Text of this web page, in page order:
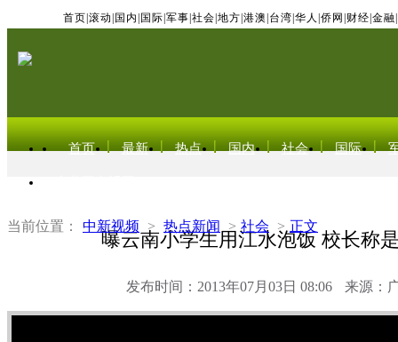
首页 滚动 国内 国际 军事 社会 地方 港澳 台湾 华人 侨网 财经 金融
首页 最新 热点 国内 社会 国际
当前位置： 中新视频 > 热点新闻 > 社会 > 正文
曝云南小学生用江水泡饭 校长称
发布时间：2013年07月03日 08:06 来源：